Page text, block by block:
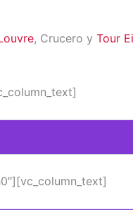
, Crucero y Tour